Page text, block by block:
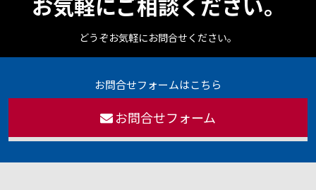
どうぞお気軽にお問合せください。
お問合せフォームはこちら
お問合せフォーム